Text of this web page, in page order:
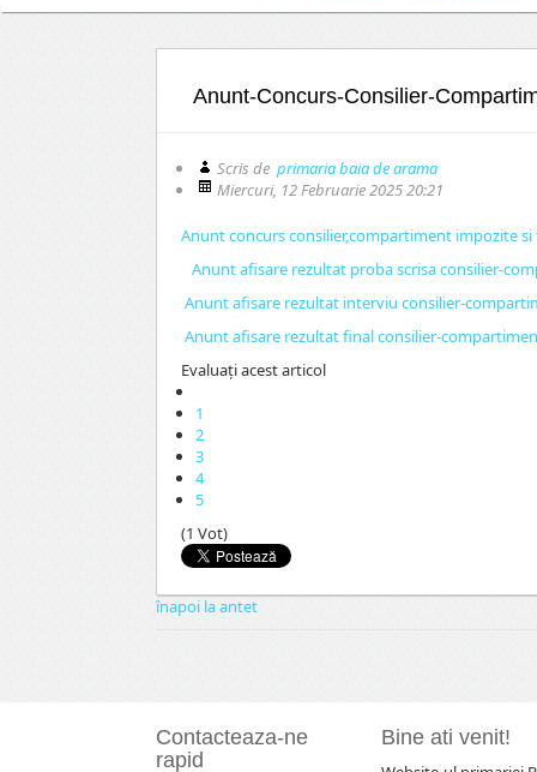
Anunt-Concurs-Consilier-
Scris de primaria baia de arama
Miercuri, 12 Februarie 2025 20:21
Anunt concurs consilier,compartiment impozite si
Anunt afisare rezultat proba scrisa consilier-
Anunt afisare rezultat interviu consilier-
Anunt afisare rezultat final consilier-
Evaluaţi acest articol
1
2
3
4
5
(1 Vot)
înapoi la antet
Contacteaza-ne
rapid
Bine ati venit!